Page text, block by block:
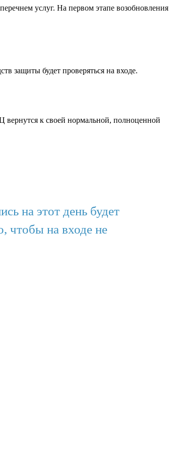
услуг. На первом этапе возобновления
защиты будет проверяться на входе.
к своей нормальной, полноценной
на этот день будет
чтобы на входе не